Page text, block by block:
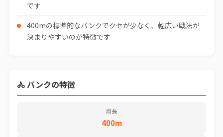
です
400mの標準的なバンクでクセが少なく、幅広い戦法が
決まりやすいのが特徴です
🚴 バンクの特徴
周長
400m